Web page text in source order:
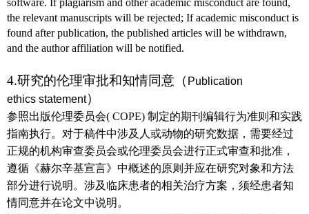
software. If plagiarism and other academic misconduct are found,
the relevant manuscripts will be rejected; If academic misconduct is
found after publication, the published articles will be withdrawn,
and the author affiliation will be notified.
4.研究的伦理审批和知情同意 （ Publication
ethics statement）
参照出版伦理委员会( COPE) 制定的期刊编辑行为准则和实践
指南执行。对于稿件中涉及人或动物的研究数据，需要经过
正规的机构审查委员会或伦理委员会进行正式审查和批准，
遵循《赫尔辛基宣言》中概述的原则并应在研究对象和方法
部分进行说明。涉及临床患者的相关治疗方案，须经患者知
情同意并在论文中说明。